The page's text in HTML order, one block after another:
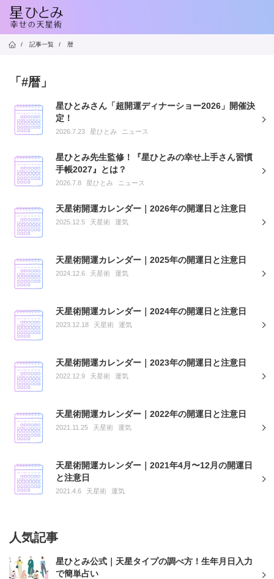
/ 記事一覧 / 暦
「#暦」
星ひとみさん「超開運ディナーショー2026」開催決
定！
2026.7.23 星ひとみ ニュース
星ひとみ先生監修！『星ひとみの幸せ上手さん習慣
手帳2027』とは？
2026.7.8 星ひとみ ニュース
天星術開運カレンダー｜2026年の開運日と注意日
2025.12.5 天星術 運気
天星術開運カレンダー｜2025年の開運日と注意日
2024.12.6 天星術 運気
天星術開運カレンダー｜2024年の開運日と注意日
2023.12.18 天星術 運気
天星術開運カレンダー｜2023年の開運日と注意日
2022.12.9 天星術 運気
天星術開運カレンダー｜2022年の開運日と注意日
2021.11.25 天星術 運気
天星術開運カレンダー｜2021年4月〜12月の開運日
と注意日
2021.4.6 天星術 運気
人気記事
星ひとみ公式｜天星タイプの調べ方！生年月日入力
で簡単占い